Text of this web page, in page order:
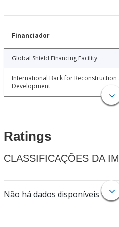
Financiador
Global Shield Financing Facility
International Bank for Reconstruction
Development
Ratings
CLASSIFICAÇÕES DA
Não há dados disponíveis